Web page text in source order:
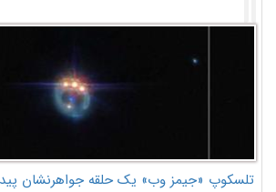
تلسکوپ «جیمز وب» یک حلقه جواهرنشان